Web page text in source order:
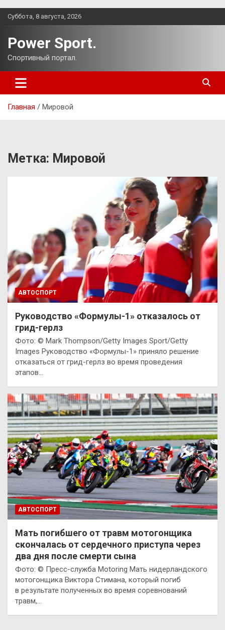
Перейти
Суббота, 8 августа, 2026
Power Sport.
Спортивный портал.
Главная Мировой
Метка: Мировой
АВТОСПОРТ
Руководство «Формулы-1» отказалось от
грид-герлз
Фото: © Mark Thompson/Getty Images Sport/Getty
Images Руководство «Формулы-1» приняло решение
отказаться от грид-герлз во время проведения
этапов…
АВТОСПОРТ
Мать погибшего от травм мотогонщика
скончалась от сердечного приступа через
два дня после смерти сына
Фото: © Пресс-служба Motoring Мать нидерландского
мотогонщика Виктора Стимана, который погиб
в результате полученных во время соревнований
травм,…